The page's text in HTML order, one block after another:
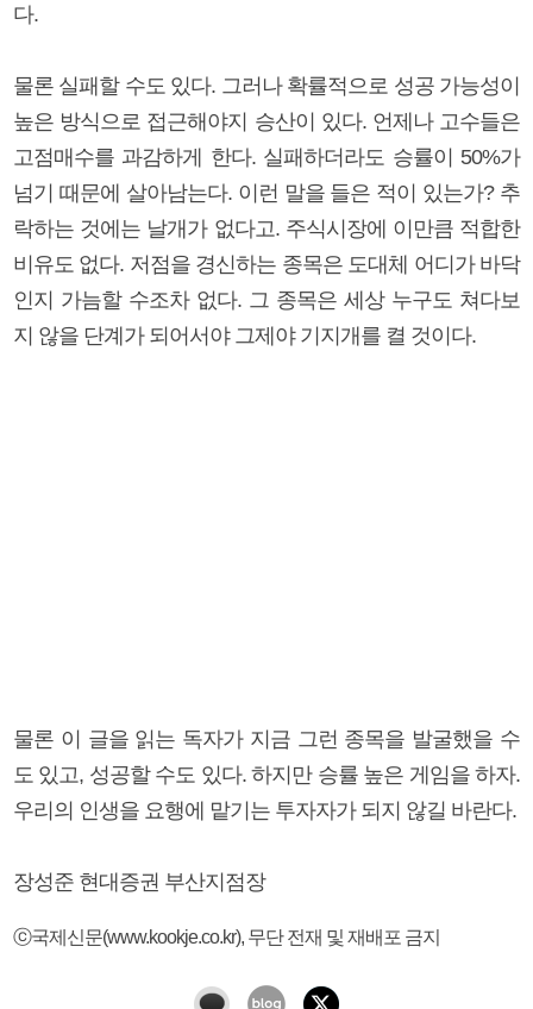
다.
물론 실패할 수도 있다. 그러나 확률적으로 성공 가능성이
높은 방식으로 접근해야지 승산이 있다. 언제나 고수들은
고점매수를 과감하게 한다. 실패하더라도 승률이 50%가
넘기 때문에 살아남는다. 이런 말을 들은 적이 있는가? 추
락하는 것에는 날개가 없다고. 주식시장에 이만큼 적합한
비유도 없다. 저점을 경신하는 종목은 도대체 어디가 바닥
인지 가늠할 수조차 없다. 그 종목은 세상 누구도 쳐다보
지 않을 단계가 되어서야 그제야 기지개를 켤 것이다.
물론 이 글을 읽는 독자가 지금 그런 종목을 발굴했을 수
도 있고, 성공할 수도 있다. 하지만 승률 높은 게임을 하자.
우리의 인생을 요행에 맡기는 투자자가 되지 않길 바란다.
장성준 현대증권 부산지점장
ⓒ국제신문(www.kookje.co.kr), 무단 전재 및 재배포 금지